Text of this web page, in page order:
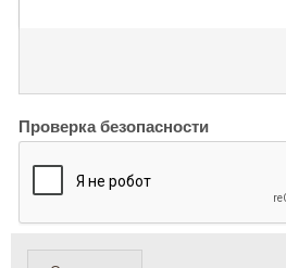
Проверка безопасности